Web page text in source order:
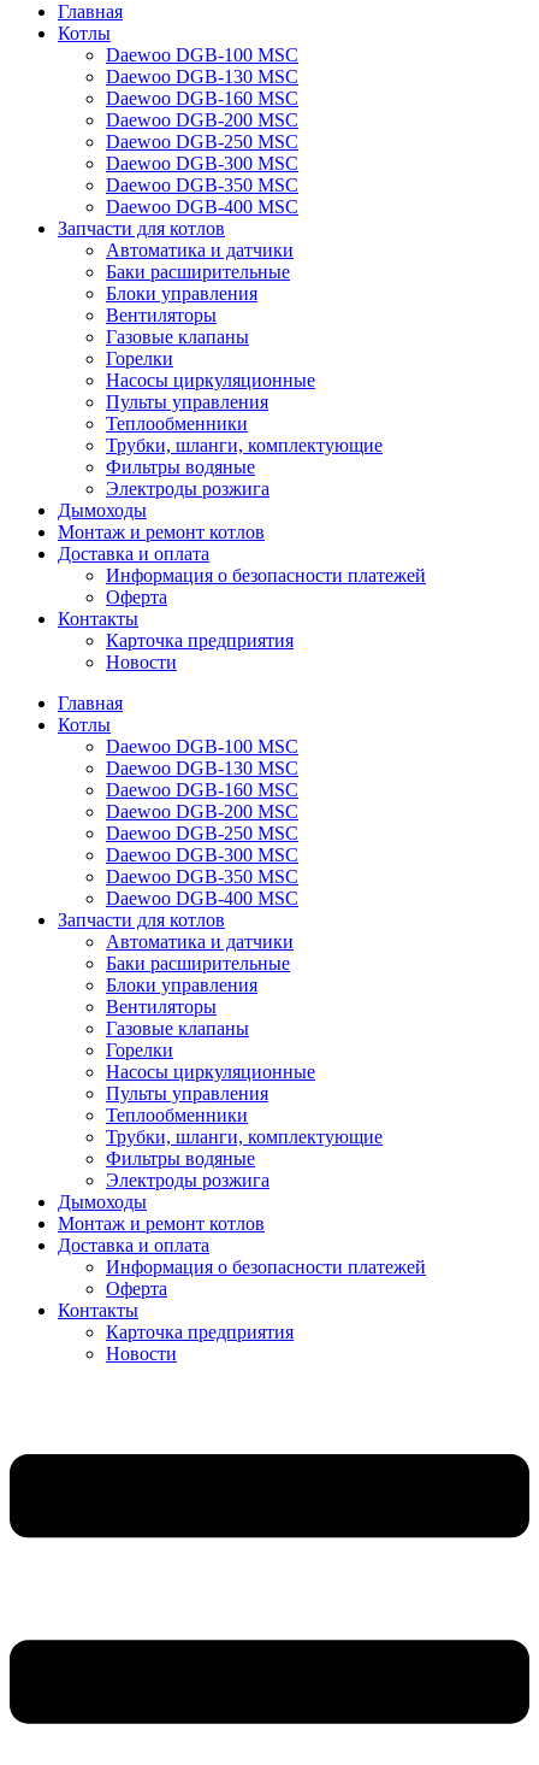
Главная
Котлы
Daewoo DGB-100 MSC
Daewoo DGB-130 MSC
Daewoo DGB-160 MSC
Daewoo DGB-200 MSC
Daewoo DGB-250 MSC
Daewoo DGB-300 MSC
Daewoo DGB-350 MSC
Daewoo DGB-400 MSC
Запчасти для котлов
Автоматика и датчики
Баки расширительные
Блоки управления
Вентиляторы
Газовые клапаны
Горелки
Насосы циркуляционные
Пульты управления
Теплообменники
Трубки, шланги, комплектующие
Фильтры водяные
Электроды розжига
Дымоходы
Монтаж и ремонт котлов
Доставка и оплата
Информация о безопасности платежей
Оферта
Контакты
Карточка предприятия
Новости
Главная
Котлы
Daewoo DGB-100 MSC
Daewoo DGB-130 MSC
Daewoo DGB-160 MSC
Daewoo DGB-200 MSC
Daewoo DGB-250 MSC
Daewoo DGB-300 MSC
Daewoo DGB-350 MSC
Daewoo DGB-400 MSC
Запчасти для котлов
Автоматика и датчики
Баки расширительные
Блоки управления
Вентиляторы
Газовые клапаны
Горелки
Насосы циркуляционные
Пульты управления
Теплообменники
Трубки, шланги, комплектующие
Фильтры водяные
Электроды розжига
Дымоходы
Монтаж и ремонт котлов
Доставка и оплата
Информация о безопасности платежей
Оферта
Контакты
Карточка предприятия
Новости